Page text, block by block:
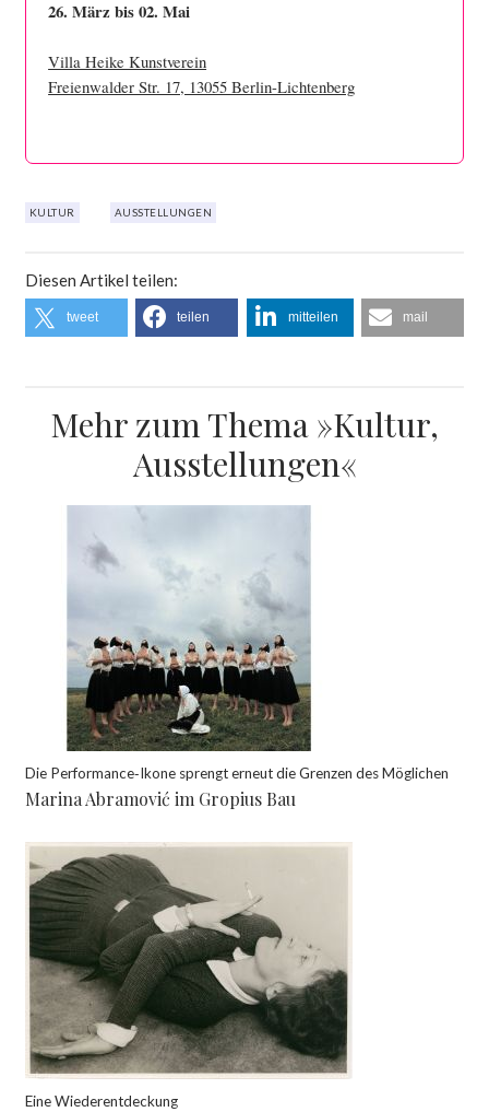
26. März bis 02. Mai
Villa Heike Kunstverein
Freienwalder Str. 17, 13055 Berlin-Lichtenberg
KULTUR AUSSTELLUNGEN
Diesen Artikel teilen:
tweet teilen mitteilen mail
Mehr zum Thema »Kultur,
Ausstellungen«
Die Performance‑Ikone sprengt erneut die Grenzen des Möglichen
Marina Abramović im Gropius Bau
Eine Wiederentdeckung